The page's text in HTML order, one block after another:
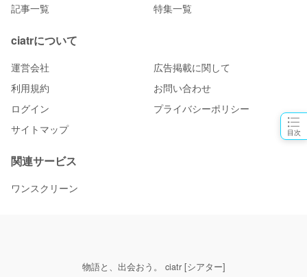
目次
記事一覧 特集一覧
ciatrについて
運営会社
広告掲載に関して
利用規約
お問い合わせ
ログイン
プライバシーポリシー
サイトマップ
関連サービス
ワンスクリーン
物語と、出会おう。 ciatr [シアター]